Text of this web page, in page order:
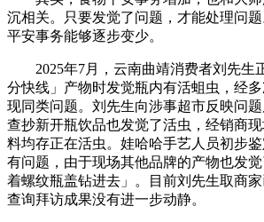
沉相关。只要发觉了问题，才能处理问
平安事务能够逐步变少。
2025年7月，云南曲靖消费者刘先生
分快线」产物时发觉瓶内有活蛆虫，经
现同类问题。刘先生向涉事超市反映问
查抄新开瓶饮品也发觉了活虫，经销商
料均存正在活虫。娃哈哈手艺人员初步
有问题，由于现场其他品牌的产物也发
着螺纹瓶盖钻进去」。目前刘先生取商
查询拜访成果没有进一步动静。